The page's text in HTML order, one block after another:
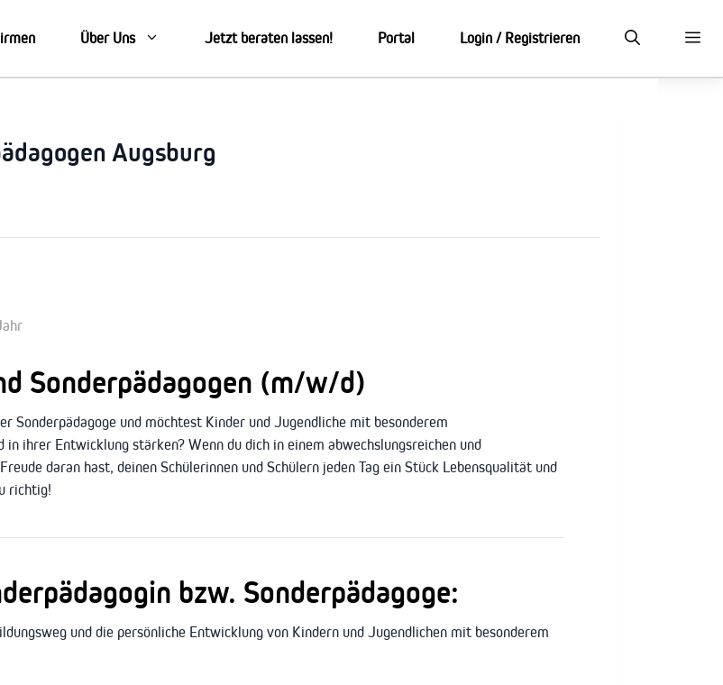
Über Uns Jetzt beraten lassen! Portal Login / Registrieren
Augsburg
Sonderpädagogen (m/w/d)
Sonderpädagoge und möchtest Kinder und Jugendliche mit besonderem
ihrer Entwicklung stärken? Wenn du dich in einem abwechslungsreichen und
daran hast, deinen Schülerinnen und Schülern jeden Tag ein Stück Lebensqualität und
richtig!
bzw. Sonderpädagoge:
und die persönliche Entwicklung von Kindern und Jugendlichen mit besonderem